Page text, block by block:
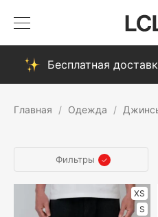
Бесплатная
Главная Одежда
Фильтры
XS
S